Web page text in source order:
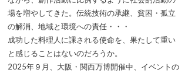
場を増やしてきた。伝統技術の承継、貧困・孤立
の解消、地域と環境への責任・・・
成功した料理人に課される使命を、果たして重い
と感じることはないのだろうか。
2025年９月、大阪・関西万博開催中、イベントの